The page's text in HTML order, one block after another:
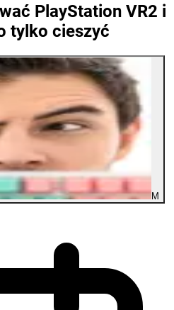
PlayStation VR2 i
tylko cieszyć
M